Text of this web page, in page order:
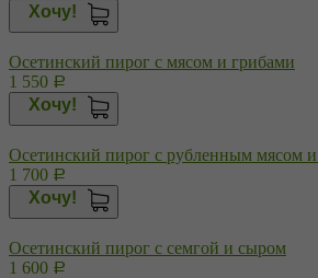
Хочу!
Осетинский пирог с мясом и грибами
1 550 Р
Хочу!
Осетинский пирог с рубленным мясом
1 700 Р
Хочу!
Осетинский пирог с семгой и сыром
1 600 Р